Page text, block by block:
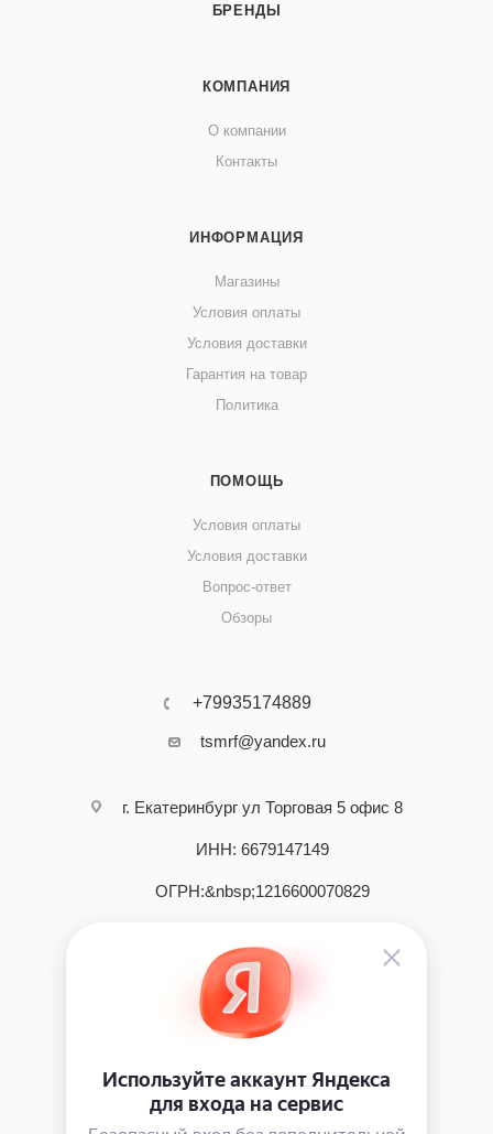
БРЕНДЫ
КОМПАНИЯ
О компании
Контакты
ИНФОРМАЦИЯ
Магазины
Условия оплаты
Условия доставки
Гарантия на товар
Политика
ПОМОЩЬ
Условия оплаты
Условия доставки
Вопрос-ответ
Обзоры
+79935174889
tsmrf@yandex.ru
г. Екатеринбург ул Торговая 5 офис 8
ИНН: 6679147149
ОГРН:&nbsp;1216600070829
2026 © интернет - магазин инструмента